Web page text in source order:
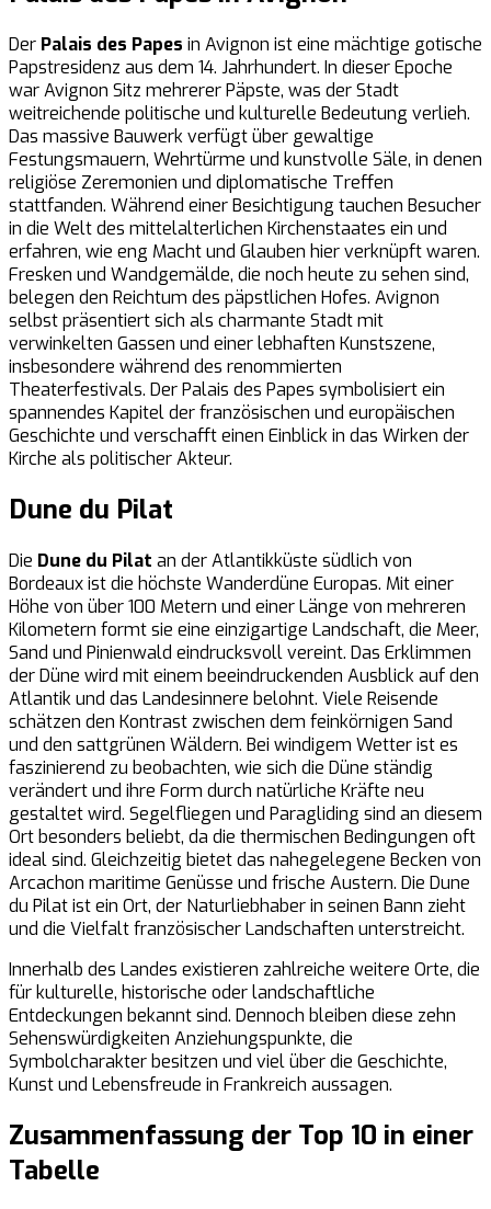
Der Palais des Papes in Avignon ist eine mächtige gotische
Papstresidenz aus dem 14. Jahrhundert. In dieser Epoche
war Avignon Sitz mehrerer Päpste, was der Stadt
weitreichende politische und kulturelle Bedeutung verlieh.
Das massive Bauwerk verfügt über gewaltige
Festungsmauern, Wehrtürme und kunstvolle Säle, in denen
religiöse Zeremonien und diplomatische Treffen
stattfanden. Während einer Besichtigung tauchen Besucher
in die Welt des mittelalterlichen Kirchenstaates ein und
erfahren, wie eng Macht und Glauben hier verknüpft waren.
Fresken und Wandgemälde, die noch heute zu sehen sind,
belegen den Reichtum des päpstlichen Hofes. Avignon
selbst präsentiert sich als charmante Stadt mit
verwinkelten Gassen und einer lebhaften Kunstszene,
insbesondere während des renommierten
Theaterfestivals. Der Palais des Papes symbolisiert ein
spannendes Kapitel der französischen und europäischen
Geschichte und verschafft einen Einblick in das Wirken der
Kirche als politischer Akteur.
Dune du Pilat
Die Dune du Pilat an der Atlantikküste südlich von
Bordeaux ist die höchste Wanderdüne Europas. Mit einer
Höhe von über 100 Metern und einer Länge von mehreren
Kilometern formt sie eine einzigartige Landschaft, die Meer,
Sand und Pinienwald eindrucksvoll vereint. Das Erklimmen
der Düne wird mit einem beeindruckenden Ausblick auf den
Atlantik und das Landesinnere belohnt. Viele Reisende
schätzen den Kontrast zwischen dem feinkörnigen Sand
und den sattgrünen Wäldern. Bei windigem Wetter ist es
faszinierend zu beobachten, wie sich die Düne ständig
verändert und ihre Form durch natürliche Kräfte neu
gestaltet wird. Segelfliegen und Paragliding sind an diesem
Ort besonders beliebt, da die thermischen Bedingungen oft
ideal sind. Gleichzeitig bietet das nahegelegene Becken von
Arcachon maritime Genüsse und frische Austern. Die Dune
du Pilat ist ein Ort, der Naturliebhaber in seinen Bann zieht
und die Vielfalt französischer Landschaften unterstreicht.
Innerhalb des Landes existieren zahlreiche weitere Orte, die
für kulturelle, historische oder landschaftliche
Entdeckungen bekannt sind. Dennoch bleiben diese zehn
Sehenswürdigkeiten Anziehungspunkte, die
Symbolcharakter besitzen und viel über die Geschichte,
Kunst und Lebensfreude in Frankreich aussagen.
Zusammenfassung der Top 10 in einer
Tabelle